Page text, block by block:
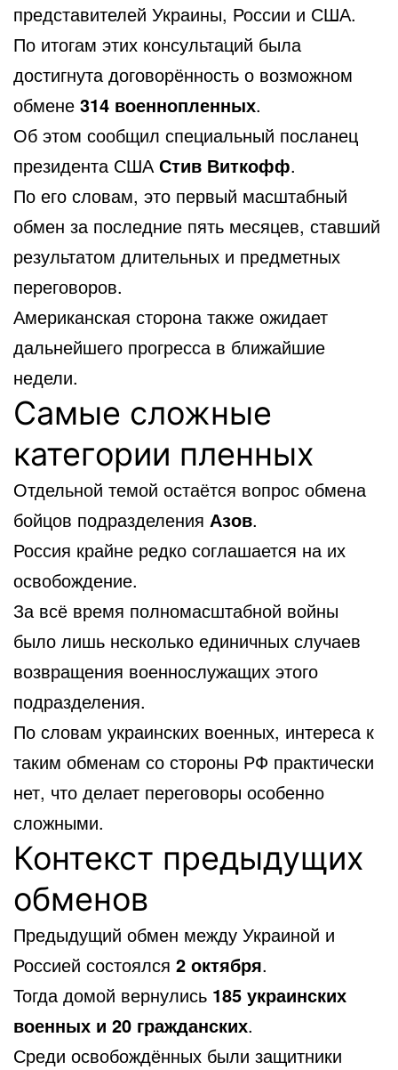
представителей Украины, России и США.
По итогам этих консультаций была
достигнута договорённость о возможном
обмене 314 военнопленных.
Об этом сообщил специальный посланец
президента СШАСтив Виткофф.
По его словам, это первый масштабный
обмен за последние пять месяцев, ставший
результатом длительных и предметных
переговоров.
Американская сторона также ожидает
дальнейшего прогресса в ближайшие
недели.
Самые сложные
категории пленных
Отдельной темой остаётся вопрос обмена
бойцов подразделения Азов.
Россия крайне редко соглашается на их
освобождение.
За всё время полномасштабной войны
было лишь несколько единичных случаев
возвращения военнослужащих этого
подразделения.
По словам украинских военных, интереса к
таким обменам со стороны РФ практически
нет, что делает переговоры особенно
сложными.
Контекст предыдущих
обменов
Предыдущий обмен между Украиной и
Россией состоялся 2 октября.
Тогда домой вернулись 185 украинских
военных и 20 гражданских.
Среди освобождённых были защитники